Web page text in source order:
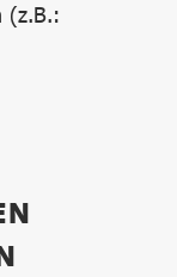
(z.B.: